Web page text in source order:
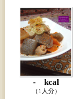
- kcal
（1人分）